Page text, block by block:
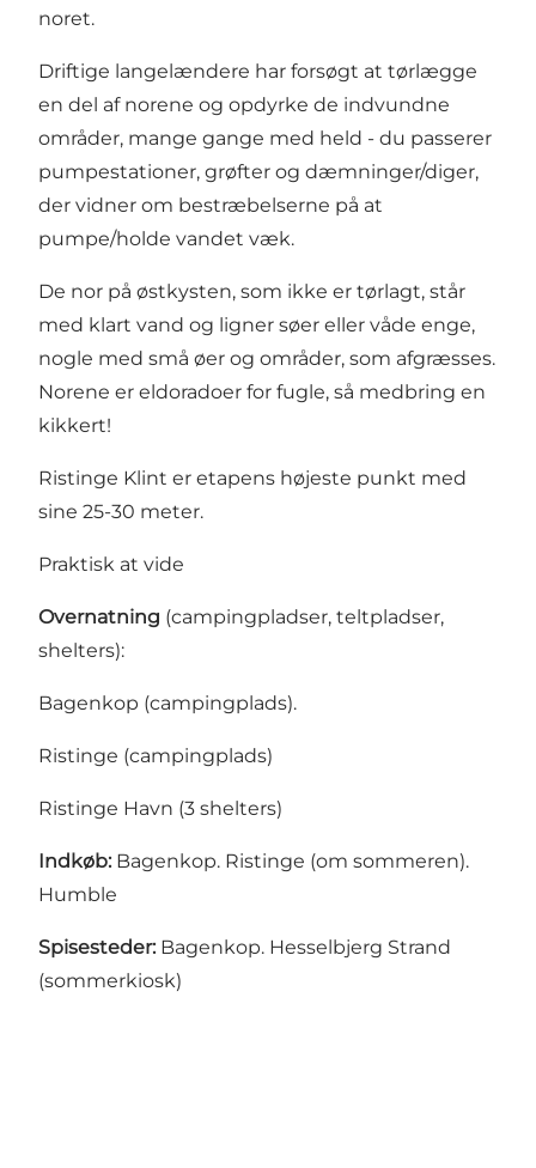
noret.
Driftige langelændere har forsøgt at tørlægge
en del af norene og opdyrke de indvundne
områder, mange gange med held - du passerer
pumpestationer, grøfter og dæmninger/diger,
der vidner om bestræbelserne på at
pumpe/holde vandet væk.
De nor på østkysten, som ikke er tørlagt, står
med klart vand og ligner søer eller våde enge,
nogle med små øer og områder, som afgræsses.
Norene er eldoradoer for fugle, så medbring en
kikkert!
Ristinge Klint er etapens højeste punkt med
sine 25-30 meter.
Praktisk at vide
Overnatning (campingpladser, teltpladser,
shelters):
Bagenkop (campingplads).
Ristinge (campingplads)
Ristinge Havn (3 shelters)
Indkøb: Bagenkop. Ristinge (om sommeren).
Humble
Spisesteder: Bagenkop. Hesselbjerg Strand
(sommerkiosk)